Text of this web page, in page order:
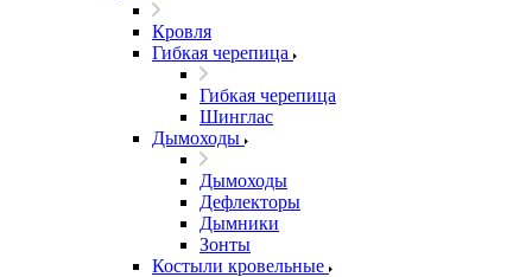
Кровля
Гибкая черепица
Гибкая черепица
Шинглас
Дымоходы
Дымоходы
Дефлекторы
Дымники
Зонты
Костыли кровельные